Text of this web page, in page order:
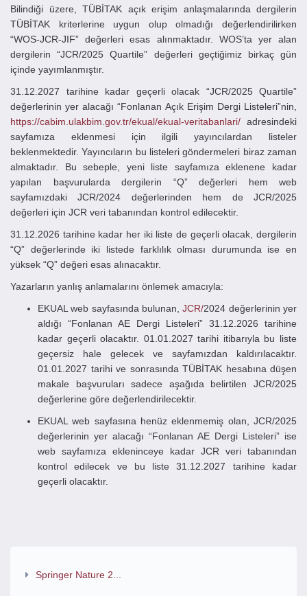
Bilindiği üzere, TÜBİTAK açık erişim anlaşmalarında dergilerin
TÜBİTAK kriterlerine uygun olup olmadığı değerlendirilirken
“WOS-JCR-JIF” değerleri esas alınmaktadır. WOS’ta yer alan
dergilerin “JCR/2025 Quartile” değerleri geçtiğimiz birkaç gün
içinde yayımlanmıştır.
31.12.2027 tarihine kadar geçerli olacak “JCR/2025 Quartile”
değerlerinin yer alacağı “Fonlanan Açık Erişim Dergi Listeleri”nin,
https://cabim.ulakbim.gov.tr/ekual/ekual-veritabanlari/ adresindeki
sayfamıza eklenmesi için ilgili yayıncılardan listeler
beklenmektedir. Yayıncıların bu listeleri göndermeleri biraz zaman
almaktadır. Bu sebeple, yeni liste sayfamıza eklenene kadar
yapılan başvurularda dergilerin “Q” değerleri hem web
sayfamızdaki JCR/2024 değerlerinden hem de JCR/2025
değerleri için JCR veri tabanından kontrol edilecektir.
31.12.2026 tarihine kadar her iki liste de geçerli olacak, dergilerin
“Q” değerlerinde iki listede farklılık olması durumunda ise en
yüksek “Q” değeri esas alınacaktır.
Yazarların yanlış anlamalarını önlemek amacıyla:
EKUAL web sayfasında bulunan,JCR/2024 değerlerinin yer
aldığı “Fonlanan AE Dergi Listeleri” 31.12.2026 tarihine
kadar geçerli olacaktır. 01.01.2027 tarihi itibarıyla bu liste
geçersiz hale gelecek ve sayfamızdan kaldırılacaktır.
01.01.2027 tarihi ve sonrasında TÜBİTAK hesabına düşen
makale başvuruları sadece aşağıda belirtilen JCR/2025
değerlerine göre değerlendirilecektir.
EKUAL web sayfasına henüz eklenmemiş olan, JCR/2025
değerlerinin yer alacağı “Fonlanan AE Dergi Listeleri” ise
web sayfamıza ekleninceye kadar JCR veri tabanından
kontrol edilecek ve bu liste 31.12.2027 tarihine kadar
geçerli olacaktır.
Springer Nature 2...